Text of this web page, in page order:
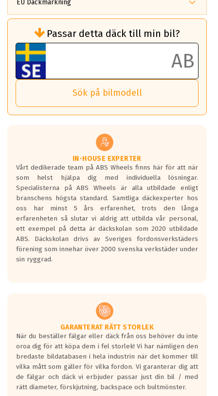
EU Däckmärkning
bränsleförbrukningen)
Det ska vara en betygsskala från klass A
till G för rullmotstånd.
Ett klass A däck kommer ha 6,5% bättre
bränsleförbrukning än ett klass G däck.
Det betyder att om man kör 10,000 km,
så sparar man 50 liter bränsle med ett
underlaget, vilken rutt du kör, samt
vilken körstil du använder.
Våtgrepp egenskaper:
Betygsskalan är satt A till F. Där A påvisar
den kortaste bromssträckan och F är den
längsta.
Inga D eller G betyg delas ut för
personbilar och lätta lastbilar.
Betyget sätts efter ett test där däcken
skall bromsa in på en väg där det ligger
0.5-1.5 mm vatten.
I 80km/h kommer skillnaden på
Vid körning i över 50km/h brukar
rullmotståndets ljud överträffa
motorljudet.
På däckmärkningen kommer det finnas
en symbol av ett däck med vågar. Hög
bullernivå markeras med svarta vågor
medans de vita vågorna påvisar om det är
ett tyst däck.
Passar detta däck till min bil?
Sök på bilmodell
IN-HOUSE EXPERTER
Vårt dedikerade team på ABS Wheels finns här för att när
som helst hjälpa dig med individuella lösningar.
Specialisterna på ABS Wheels är alla utbildade enligt
branschens högsta standard. Samtliga däckexperter hos
oss har minst 5 års erfarenhet, trots den långa
erfarenheten så slutar vi aldrig att utbilda vår personal,
ett exempel på detta är däckskolan som 2020 utbildade
ABS. Däckskolan drivs av Sveriges fordonsverkstäders
förening som innehar över 2000 svenska verkstäder under
sin ryggrad.
GARANTERAT RÄTT STORLEK
När du beställer fälgar eller däck från oss behöver du inte
oroa dig för att köpa dem i fel storlek! Vi har nämligen den
bredaste bildatabasen i hela industrin när det kommer till
vilka mått som gäller för vilka fordon. Vi garanterar dig att
de fälgar och däck vi erbjuder passar just din bil / med
rätt diameter, förskjutning, backspace och bultmönster.